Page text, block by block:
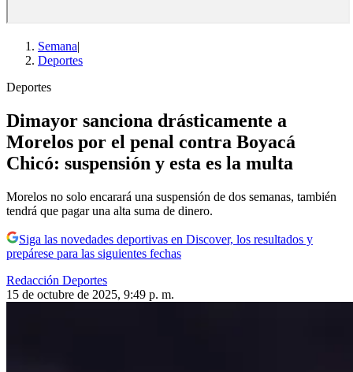
Semana|
Deportes
Deportes
Dimayor sanciona drásticamente a
Morelos por el penal contra Boyacá
Chicó: suspensión y esta es la multa
Morelos no solo encarará una suspensión de dos semanas, también
tendrá que pagar una alta suma de dinero.
Siga las novedades deportivas en Discover, los resultados y
prepárese para las siguientes fechas
Redacción Deportes
15 de octubre de 2025, 9:49 p. m.